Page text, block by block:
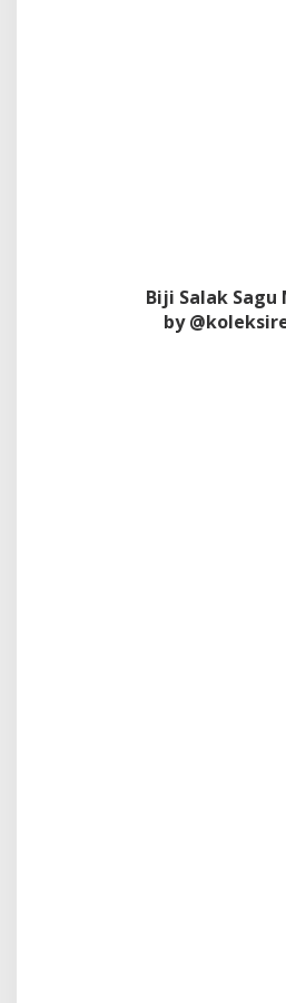
Biji Salak
by